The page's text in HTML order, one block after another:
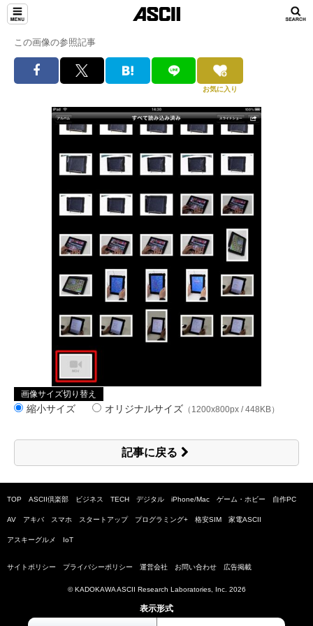
この画像の参照記事
お気に入り
画像サイズ切り替え
縮小サイズ オリジナルサイズ （1200x800px / 448KB）
記事に戻る
TOP ASCII倶楽部 ビジネス TECH デジタル iPhone/Mac ゲーム・ホビー 自作PC
AV アキバ スマホ スタートアップ プログラミング+ 格安SIM 家電ASCII
アスキーグルメ IoT
サイトポリシー プライバシーポリシー 運営会社 お問い合わせ 広告掲載
© KADOKAWA ASCII Research Laboratories, Inc. 2026
表示形式